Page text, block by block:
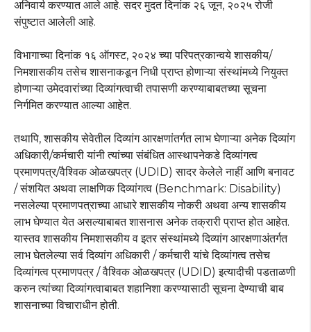
अनिवार्य करण्यात आले आहे. सदर मुदत दिनांक २६ जून, २०२५ रोजी
संपुष्टात आलेली आहे.
विभागाच्या दिनांक १६ ऑगस्ट, २०२४ च्या परिपत्रकान्वये शासकीय/
निमशासकीय तसेच शासनाकडून निधी प्राप्त होणाऱ्या संस्थांमध्ये नियुक्त
होणाऱ्या उमेदवारांच्या दिव्यांगत्वाची तपासणी करण्याबाबतच्या सूचना
निर्गमित करण्यात आल्या आहेत.
तथापि, शासकीय सेवेतील दिव्यांग आरक्षणांतर्गत लाभ घेणाऱ्या अनेक दिव्यांग
अधिकारी/कर्मचारी यांनी त्यांच्या संबंधित आस्थापनेकडे दिव्यांगत्व
प्रमाणपत्र/वैश्विक ओळखपत्र (UDID) सादर केलेले नाहीं आणि बनावट
/ संशयित अथवा लाक्षणिक दिव्यांगत्व (Benchmark: Disability)
नसलेल्या प्रमाणपत्राच्या आधारे शासकीय नोकरी अथवा अन्य शासकीय
लाभ घेण्यात येत असल्याबाबत शासनास अनेक तक्रारी प्राप्त होत आहेत.
यास्तव शासकीय निमशासकीय व इतर संस्थांमध्ये दिव्यांग आरक्षणाअंतर्गत
लाभ घेतलेल्या सर्व दिव्यांग अधिकारी / कर्मचारी यांचे दिव्यांगत्व तसेच
दिव्यांगत्व प्रमाणपत्र / वैश्विक ओळखपत्र (UDID) इत्यादीची पडताळणी
करुन त्यांच्या दिव्यांगत्वाबाबत शहानिशा करण्यासाठी सूचना देण्याची बाब
शासनाच्या विचाराधीन होती.